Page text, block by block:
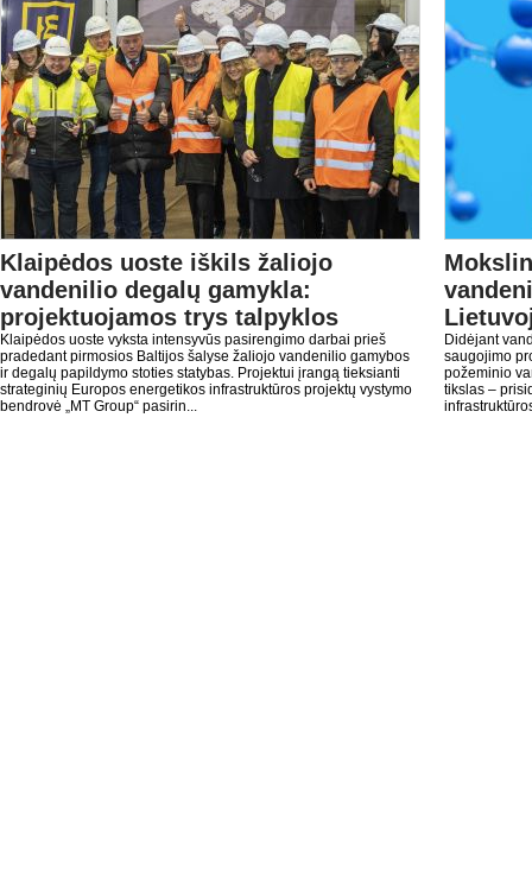
Klaipėdos uoste iškils žaliojo
vandenilio degalų gamykla:
projektuojamos trys talpyklos
Klaipėdos uoste vyksta intensyvūs pasirengimo darbai prieš
pradedant pirmosios Baltijos šalyse žaliojo vandenilio gamybos
ir degalų papildymo stoties statybas. Projektui įrangą tieksianti
strateginių Europos energetikos infrastruktūros projektų vystymo
bendrovė „MT Group“ pasirin...
Didėjant
saugojimo
požeminio
tikslas –